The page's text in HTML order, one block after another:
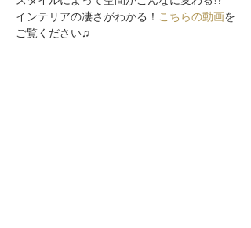
インテリアの凄さがわかる！ こちらの動画を
ご覧ください♫